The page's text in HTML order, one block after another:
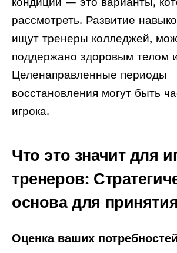
рассмотреть. Развитие
ищут тренеры колледжей,
поддержано здоровым телом
Целенаправленные периоды
восстановления могут быть
игрока.
Что это значит для
тренеров:
основа для
Оценка ваших